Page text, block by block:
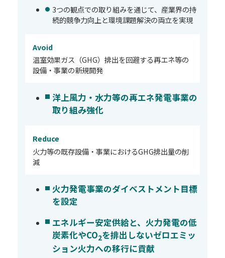
3つの観点での取り組みを通じて、産業界の持
続的競争力向上と環境課題解決の両立を実現
Avoid
温室効果ガス（GHG）排出を回避する再エネ等の
設備・事業の新規開発
洋上風力・水力等の再エネ発電事業の
取り組み強化
Reduce
火力等の既存設備・事業におけるGHG排出量の削
減
火力発電事業のダイベストメント目標
を設定
エネルギー安定供給と、火力発電の低
炭素化やCO2を排出しないゼロエミッ
ション火力への移行に貢献